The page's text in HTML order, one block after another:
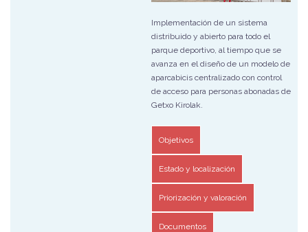
Implementación de un sistema
distribuido y abierto para todo el
parque deportivo, al tiempo que se
avanza en el diseño de un modelo de
aparcabicis centralizado con control
de acceso para personas abonadas de
Getxo Kirolak.
Objetivos
Estado y localización
Priorización y valoración
Documentos